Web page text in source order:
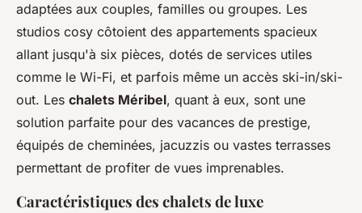
adaptées aux couples, familles ou groupes. Les
studios cosy côtoient des appartements spacieux
allant jusqu'à six pièces, dotés de services utiles
comme le Wi-Fi, et parfois même un accès ski-in/ski-
out. Les chalets Méribel, quant à eux, sont une
solution parfaite pour des vacances de prestige,
équipés de cheminées, jacuzzis ou vastes terrasses
permettant de profiter de vues imprenables.
Caractéristiques des chalets de luxe